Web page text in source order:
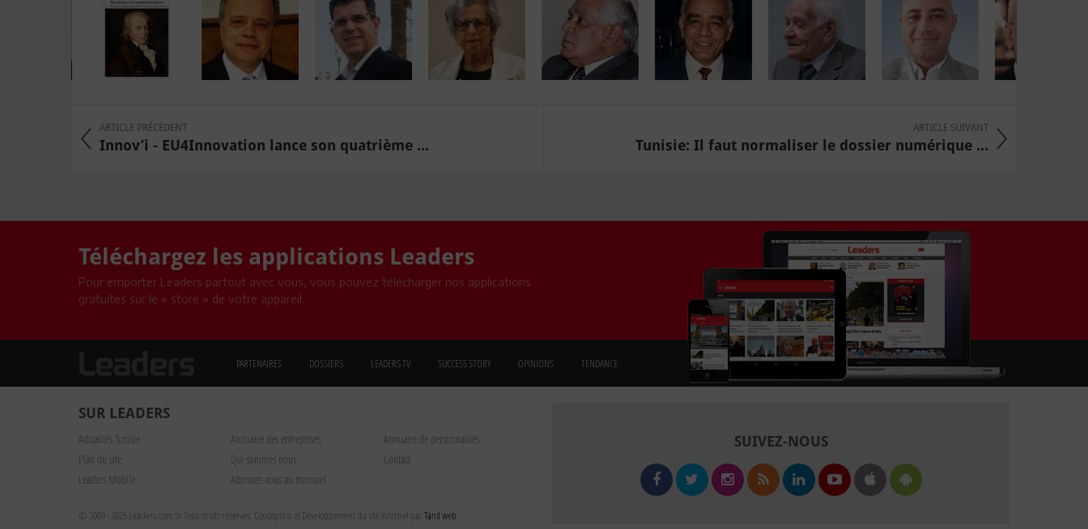
ARTICLE PRÉCÉDENT
Innov’i - EU4Innovation lance son quatrième ...
ARTICLE SUIVANT
Tunisie: Il faut normaliser le dossier numérique ...
Téléchargez les applications Leaders
Pour emporter Leaders partout avec vous, vous pouvez télécharger nos applications
gratuites sur le « store » de votre appareil.
PARTENAIRES DOSSIERS LEADERS TV SUCCESS STORY OPINIONS TENDANCE
SUR LEADERS
Actualités Tunisie Annuaire des entreprises
Annuaire de personnalités
Plan du site
Qui sommes nous
Contact
Leaders Mobile
Abonnez-vous au mensuel
© 2009 - 2026 Leaders.com.tn Tous droits réservés. Conception et Développement du site internet parTanit web
SUIVEZ-NOUS